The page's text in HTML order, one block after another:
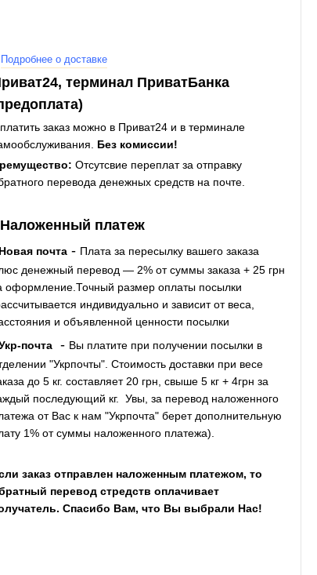
Подробнее о доставке
терминал ПриватБанка
заказ можно в Приват24 и в терминале
Без комиссии!
Отсутсвие переплат за отправку
перевода денежных средств на почте.
платеж
почта- Плата за пересылку вашего заказа
денежный перевод — 2% от суммы заказа + 25 грн
оформление.Точный размер оплаты посылки
индивидуально и зависит от веса,
и объявленной ценности посылки
почта- Вы платите при получении посылки в
"Укрпочты". Стоимость доставки при весе
до 5 кг. составляет 20 грн, свыше 5 кг + 4грн за
последующий кг. Увы, за перевод наложенного
от Вас к нам "Укрпочта" берет дополнительную
1% от суммы наложенного платежа).
заказ отправлен наложенным платежом, то
перевод стредств оплачивает
Спасибо Вам, что Вы выбрали Нас!